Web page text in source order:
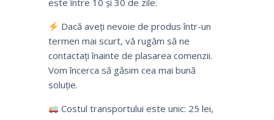
este între 10 și 30 de zile.
Dacă aveți nevoie de produs într-un
termen mai scurt, vă rugăm să ne
contactați înainte de plasarea comenzii.
Vom încerca să găsim cea mai bună
soluție.
Costul transportului este unic: 25 lei,